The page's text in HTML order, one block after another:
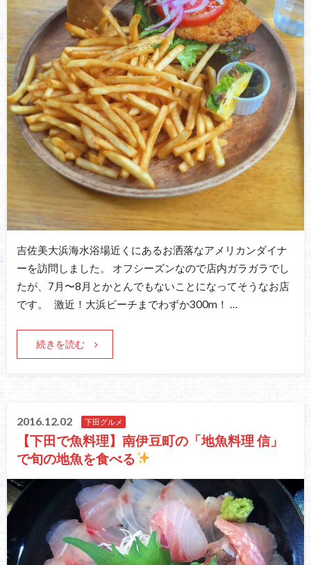
吉佐美大浜海水浴場近くにあるお洒落なアメリカンダイナ
ーを訪問しました。 オフシーズンなので店内ガラガラでし
たが、7月〜8月とかとんでもないことになってそうなお店
です。 激近！大浜ビーチまでわずか300m！ …
続きを読む
2016.12.02 下田グルメ
【下田で魚料理】南伊豆町の「地魚料理 信」
で旬の地魚を食べる